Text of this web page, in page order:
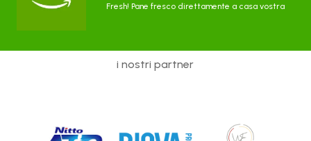
Fresh! Pane fresco direttamente a casa vostra
i nostri partner